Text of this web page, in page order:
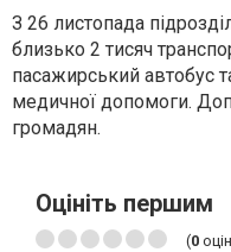
З 26 листопада
близько 2 тисяч
пасажирський автобус
медичної допомоги.
громадян.
Оцініть першим
(0